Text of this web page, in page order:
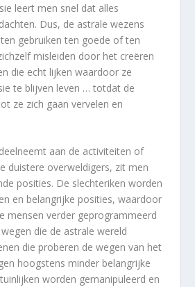
leert men snel dat alles
Dus, de astrale wezens
gebruiken ten goede of ten
misleiden door het creëren
die echt lijken waardoor ze
te blijven leven … totdat de
ze zich gaan vervelen en
aan de activiteiten of
duistere overweldigers, zit men
posities. De slechteriken worden
en belangrijke posities, waardoor
mensen verder geprogrammeerd
die de astrale wereld
die proberen de wegen van het
hoogstens minder belangrijke
worden gemanipuleerd en